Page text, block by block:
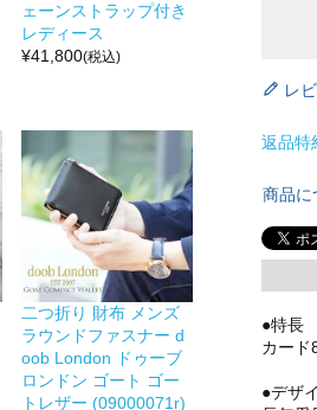
ェーンストラップ付き
レディース
¥41,800(税込)
二つ折り 財布 メンズ
ラウンドファスナー d
oob London ドゥーブ
ロンドン ゴート ゴー
トレザー (09000071r)
レ
返品特
商品に
●特長
カード
●デザ